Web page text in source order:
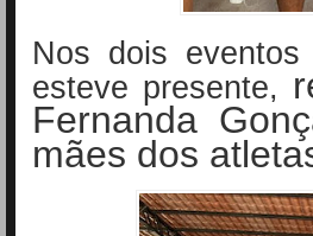
Nos dois
esteve presente,
Fernanda
mães dos